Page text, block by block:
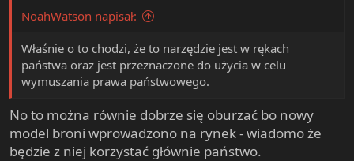
NoahWatson napisał:
Właśnie o to chodzi, że to narzędzie jest w rękach
państwa oraz jest przeznaczone do użycia w celu
wymuszania prawa państwowego.
No to można równie dobrze się oburzać bo nowy
model broni wprowadzono na rynek - wiadomo że
będzie z niej korzystać głównie państwo.